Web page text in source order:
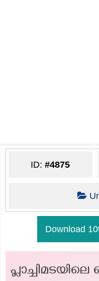
ID:#4875
Download